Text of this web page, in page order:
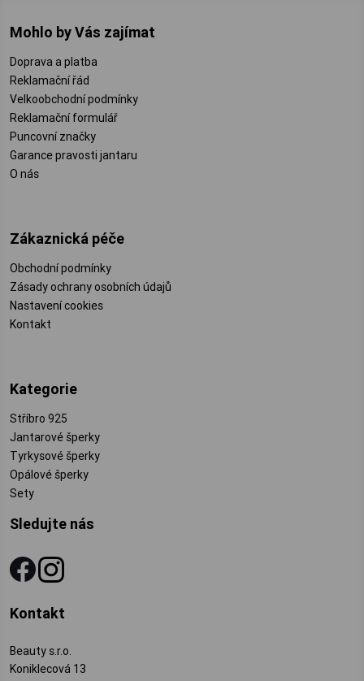
Mohlo by Vás zajímat
Doprava a platba
Reklamační řád
Velkoobchodní podmínky
Reklamační formulář
Puncovní značky
Garance pravosti jantaru
O nás
Zákaznická péče
Obchodní podmínky
Zásady ochrany osobních údajů
Nastavení cookies
Kontakt
Kategorie
Stříbro 925
Jantarové šperky
Tyrkysové šperky
Opálové šperky
Sety
Sledujte nás
Kontakt
Beauty s.r.o.
Koniklecová 13